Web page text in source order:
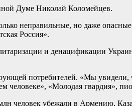
Думе Николай Коломейцев.
неправильные, но даже
Россия».
и денацификации
потребителей. «Мы увидели,
человеке», «Молодая гвардия»,
человек убежали в Армению,